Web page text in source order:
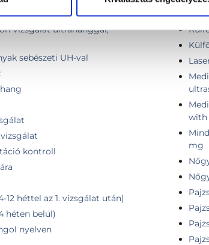
vizsgálat ultrahanggal,
sebészeti UH-val
kontroll
héttel az 1. vizsgálat után)
héten belül)
nyelven
with
mg